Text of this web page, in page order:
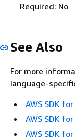
Required: No
See Also
For more
language-
AWS SDK for
AWS SDK
AWS SDK